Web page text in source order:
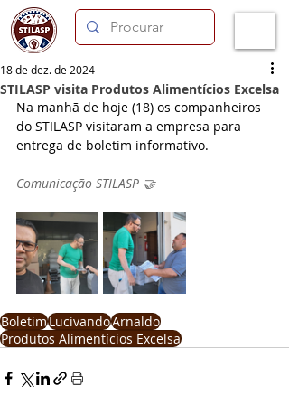
STILASP visita Produtos Alimentícios Excelsa
18 de dez. de 2024
Na manhã de hoje (18) os companheiros
do STILASP visitaram a empresa para
entrega de boletim informativo.
Comunicação STILASP 🤝
BoletimLucivandoArnaldo
Produtos Alimentícios Excelsa